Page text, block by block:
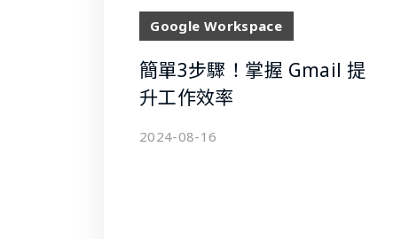
Google Workspace
簡單3步驟！掌握 Gmail 提
升工作效率
2024-08-16